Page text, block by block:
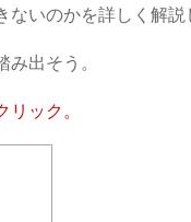
いのかを詳しく解
出そう。
ック。